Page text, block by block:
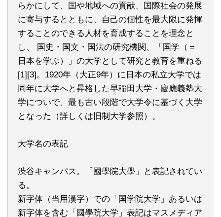
らかにして、国や地域への貢献、国際社会の発展
に寄与するとともに、自己の個性を最大限に発揮
することのできる人材を育成することを理念と
し、 国史・国文・国法の研究機関、「国学（＝
日本を学ぶ）」の大学として研究と教育を重ねる
[1][3]。1920年（大正9年）に日本の私立大学では
同年に大学へと昇格した早稲田大学・慶應義塾大
学についで、最も古い段階で大学令に基づく大学
となった（詳しくは旧制大学参照）。
大学名の表記
渋谷キャンパス。「國學院大學」と表記されてい
る。
新字体（当用漢字）での「国学院大学」あるいは
新字体を含む「國學院大学」表記はマスメディア